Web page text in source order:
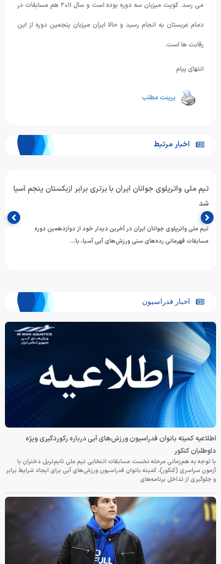
می رسد. کویت میزبان سه دوره بوده است و سال ۲۰۱۱ هم مسابقات در
دمام عربستان به انجام رسید و حالا ایران میزبان پنجمین دوره از این
رقابت ها است.
انتهای پیام
پرینت مطلب
اخبار مرتبط
پیروزی پرگل جوانان واترپلوی ایران برابر عربستان؛ تقابل با
ازبکستان برای عنوان پنجمی
تیم ملی واترپلوی جوانان ایران در ادامه رقابت‌های دوازدهمین دوره مسابقات
قهرمانی رده‌های سنی ورزش‌های آبی آسیا، با ارائه نمایشی…
اخبار فدراسیون
اطلاعیه کمیته بانوان فدراسیون ورزش‌های آبی درباره رکوردگیری ویژه
داوطلبان کنکور
با توجه به هم‌زمانی مرحله نخست مسابقات انتخابی تیم ملی تایم‌تریل دختران با
آزمون سراسری (کنکور)، کمیته بانوان فدراسیون ورزش‌های آبی برای ایجاد شرایط برابر
و جلوگیری از تداخل برنامه‌های